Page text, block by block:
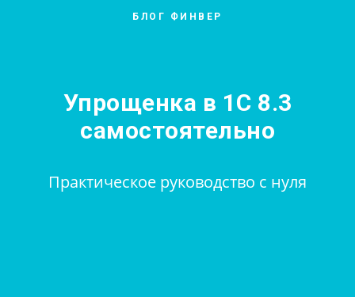
БЛОГ ФИНВЕР
Упрощенка в 1С 8.3
самостоятельно
Практическое руководство с нуля